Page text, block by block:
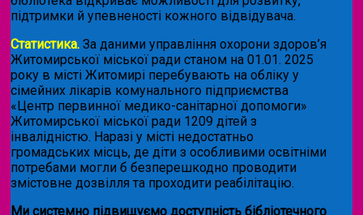
підтримки й упевненості кожного відвідувача.
Статистика. За даними управління охорони здоров’я
Житомирської міської ради станом на 01.01. 2025
року в місті Житомирі перебувають на обліку у
сімейних лікарів комунального підприємства
«Центр первинної медико-санітарної допомоги»
Житомирської міської ради 1209 дітей з
інвалідністю. Наразі у місті недостатньо
громадських місць, де діти з особливими освітніми
потребами могли б безперешкодно проводити
змістовне дозвілля та проходити реабілітацію.
Ми системно підвищуємо доступність бібліотечного